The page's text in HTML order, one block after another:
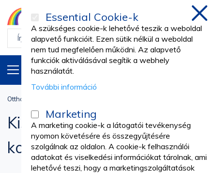
TERMÉKEK
Otthon
Kisállat-ápolás és
kozmetika
Essential Cookie-k
A szükséges cookie-k lehetővé teszik a weboldal
alapvető funkcióit. Ezen sütik nélkül a weboldal
nem tud megfelelően működni. Az alapvető
funkciók aktiválásával segítik a webhely
használatát.
További információ
Marketing
A marketing cookie-k a látogatói tevékenység
nyomon követésére és összegyűjtésére
szolgálnak az oldalon. A cookie-k felhasználói
adatokat és viselkedési információkat tárolnak, ami
lehetővé teszi, hogy a marketingszolgáltatások